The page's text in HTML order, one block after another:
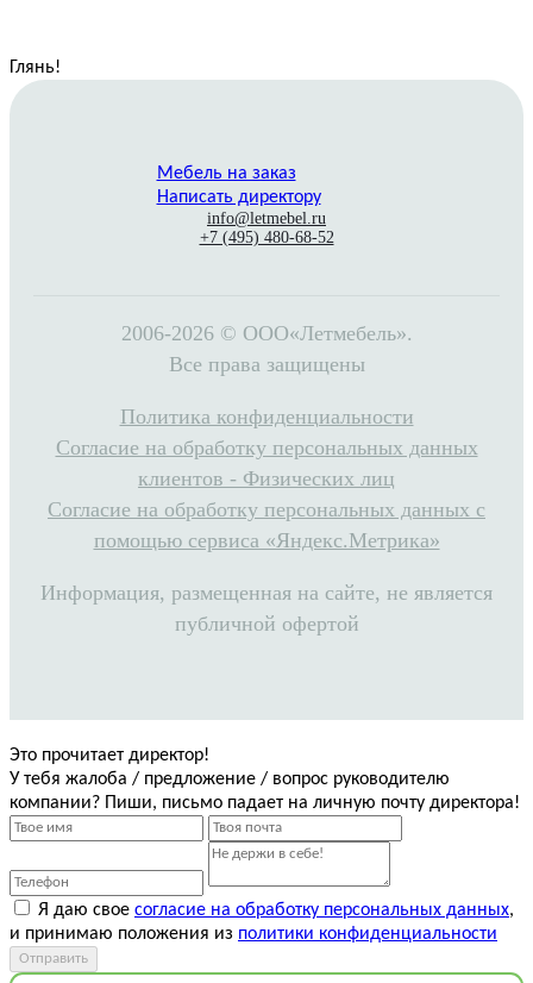
Глянь!
Мебель на заказ
Написать директору
info@letmebel.ru
+7 (495) 480-68-52
2006-2026 © ООО«Летмебель».
Все права защищены
Политика конфиденциальности
Согласие на обработку персональных данных
клиентов - Физических лиц
Согласие на обработку персональных данных с
помощью сервиса «Яндекс.Метрика»
Информация, размещенная на сайте, не является
публичной офертой
Это прочитает директор!
У тебя жалоба / предложение / вопрос руководителю
компании? Пиши, письмо падает на личную почту директора!
Я даю свое согласие на обработку персональных данных,
и принимаю положения из политики конфиденциальности
Отправить